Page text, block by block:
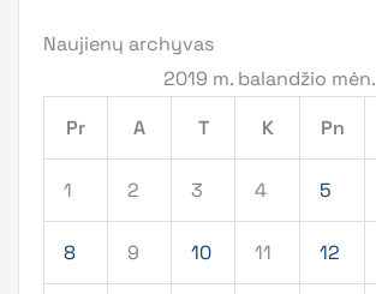
Naujienų archyvas
2019 m. balandžio mėn.
Pr
A T K Pn
1 2 3 4 5
8 9 10 11 12